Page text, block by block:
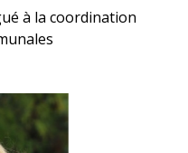
à la coordination